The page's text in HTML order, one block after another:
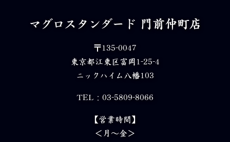
マグロスタンダード 門前仲町店
〒135-0047
東京都江東区富岡1-25-4
ニックハイム八幡103
TEL：03-5809-8066
【営業時間】
＜月～金＞